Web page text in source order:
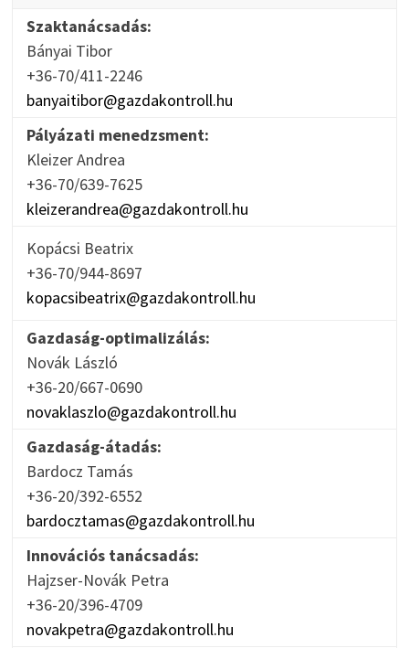
Szaktanácsadás:
Bányai Tibor
+36-70/411-2246
banyaitibor@gazdakontroll.hu
Pályázati menedzsment:
Kleizer Andrea
+36-70/639-7625
kleizerandrea@gazdakontroll.hu
Kopácsi Beatrix
+36-70/944-8697
kopacsibeatrix@gazdakontroll.hu
Gazdaság-optimalizálás:
Novák László
+36-20/667-0690
novaklaszlo@gazdakontroll.hu
Gazdaság-átadás:
Bardocz Tamás
+36-20/392-6552
bardocztamas@gazdakontroll.hu
Innovációs tanácsadás:
Hajzser-Novák Petra
+36-20/396-4709
novakpetra@gazdakontroll.hu